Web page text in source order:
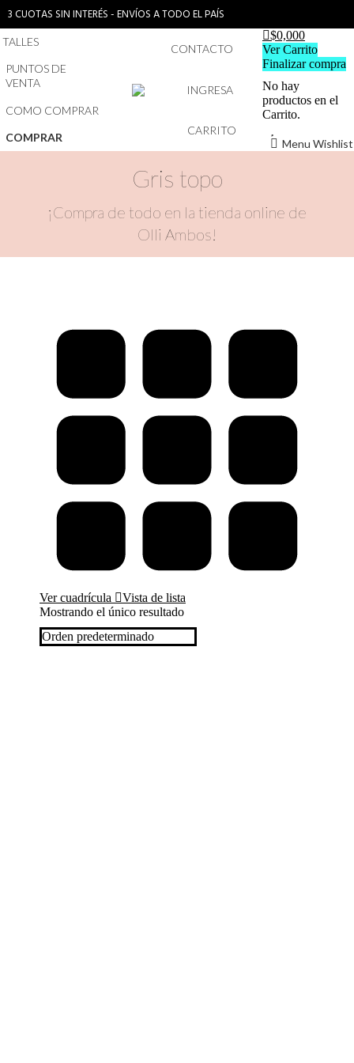
3 CUOTAS SIN INTERÉS - ENVÍOS A TODO EL PAÍS
TALLES
PUNTOS DE
VENTA
COMO COMPRAR
COMPRAR
CONTACTO
INGRESA
CARRITO
$0,000
Ver Carrito
Finalizar compra
No hay
productos en el
Carrito.
Menu Wishlist
Gris topo
¡Compra de todo en la tienda online de
Olli Ambos!
Ver cuadrícula
Vista de lista
Mostrando el único resultado